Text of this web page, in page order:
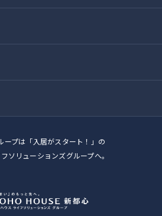
ープは「入居がスタート！」の
ソリューションズグループへ。